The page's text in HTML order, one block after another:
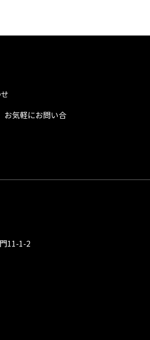
お気軽にお問い合
11-1-2